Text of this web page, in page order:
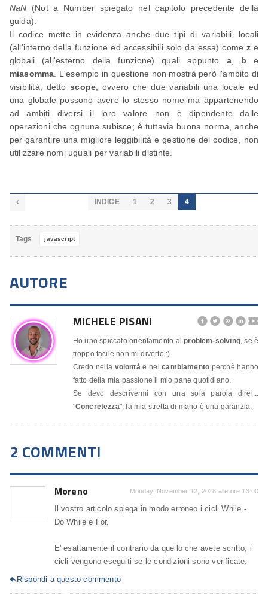
NaN (Not a Number spiegato nel capitolo precedente della
guida).
Il codice mette in evidenza anche due tipi di variabili, locali
(all'interno della funzione ed accessibili solo da essa) comez e
globali (all'esterno della funzione) quali appunto a, b e
miasomma . L'esempio in questione non mostrà però l'ambito di
visibilità, dettoscope , ovvero che due variabili una locale ed
una globale possono avere lo stesso nome ma appartenendo
ad ambiti diversi il loro valore non è dipendente dalle
operazioni che ognuna subisce; è tuttavia buona norma, anche
per garantire una migliore leggibilità e gestione del codice, non
utilizzare nomi uguali per variabili distinte.
 INDICE 1 2 3 4
Tags javascript
AUTORE
MICHELE PISANI     🎬
Ho uno spiccato orientamento alproblem-solving, se è
troppo facile non mi diverto :)
Credo nella volontà e nelcambiamento perchè hanno
fatto della mia passione il mio pane quotidiano.
Se devo descrivermi con una sola parola direi...
"Concretezza", la mia stretta di mano è una garanzia.
2 COMMENTI
Moreno Monday, November 12, 2018 alle ore 13:00
Il vostro articolo spiega in modo erroneo i cicli While -
Do While e For.
E' esattamente il contrario da quello che avete scritto, i
cicli vengono eseguiti se le condizioni sono verificate.
Rispondi a questo commento